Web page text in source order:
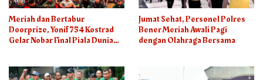
Meriah dan Bertabur
Doorprize, Yonif 754 Kostrad
Gelar Nobar Final Piala Dunia
Jumat Sehat, Personel Polres
Bener Meriah Awali Pagi
dengan Olahraga Bersama